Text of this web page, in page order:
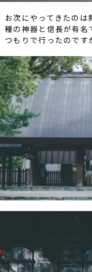
お次にやってきたのは
種の神器と信長が有名
つもりで行ったのです